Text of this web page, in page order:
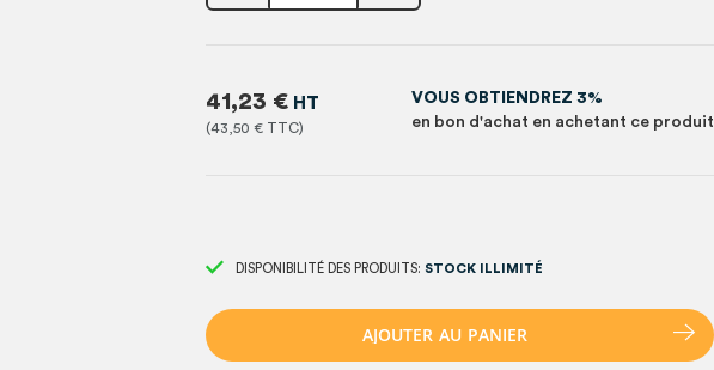
43,50 €
41,23 €
VOUS OBTIENDREZ 3%
en bon d'achat en achetant ce produit
DISPONIBILITÉ DES PRODUITS: STOCK ILLIMITÉ
AJOUTER AU PANIER